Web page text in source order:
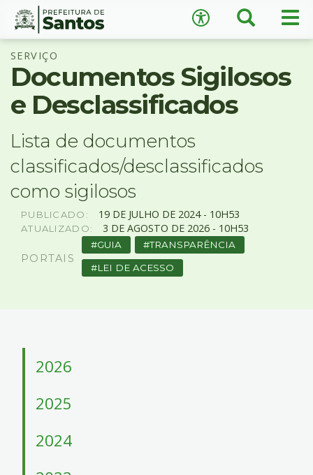
Ir
para
conteúdo
para
menu
para
busca
Busca
Acessibilidade ×
Restaurar padrão
Conteúdo
SERVIÇO
Documentos Sigilosos
e Desclassificados
Lista de documentos
classificados/desclassificados
como sigilosos
PUBLICADO: 19 DE JULHO DE 2024 - 10H53
ATUALIZADO: 3 DEAGOSTO DE 2026 - 10H53
PORTAIS
GUIA TRANSPARÊNCIA
LEI DE ACESSO
2026
2025
2024